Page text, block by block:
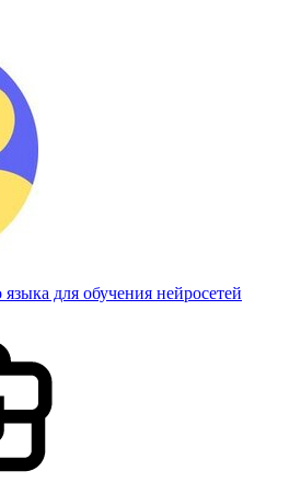
для обучения нейросетей